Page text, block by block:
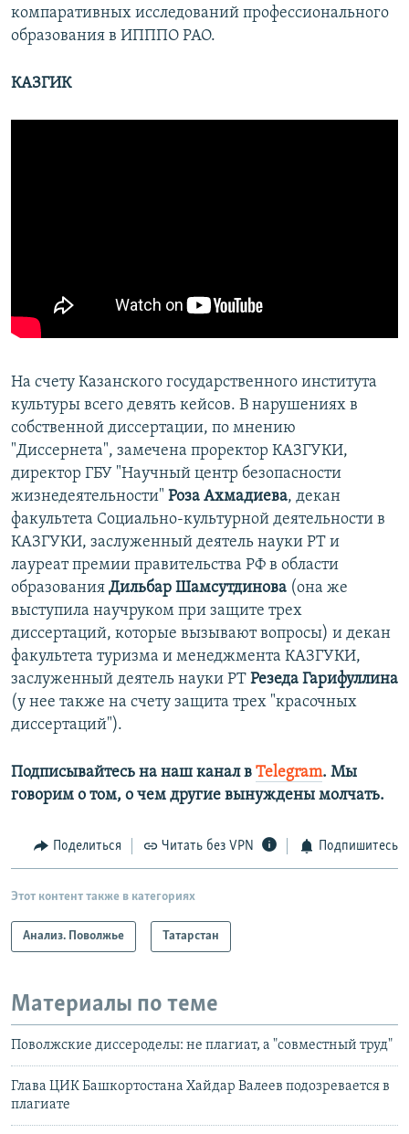
компаративных исследований профессионального
образования в ИПППО РАО.
КАЗГИК
На счету Казанского государственного института
культуры всего девять кейсов. В нарушениях в
собственной диссертации, по мнению
"Диссернета", замечена проректор КАЗГУКИ,
директор ГБУ "Научный центр безопасности
жизнедеятельности" Роза Ахмадиева, декан
факультета Социально-культурной деятельности в
КАЗГУКИ, заслуженный деятель науки РТ и
лауреат премии правительства РФ в области
образования Дильбар Шамсутдинова (она же
выступила научруком при защите трех
диссертаций, которые вызывают вопросы) и декан
факультета туризма и менеджмента КАЗГУКИ,
заслуженный деятель науки РТ Резеда Гарифуллина
(у нее также на счету защита трех "красочных
диссертаций").
Подписывайтесь на наш канал в Telegram. Мы
говорим о том, о чем другие вынуждены молчать.
Поделиться Читать без VPN Подпишитесь
Этот контент также в категориях
Анализ. Поволжье Татарстан
Материалы по теме
Поволжские диссероделы: не плагиат, а "совместный труд"
Глава ЦИК Башкортостана Хайдар Валеев подозревается в
плагиате